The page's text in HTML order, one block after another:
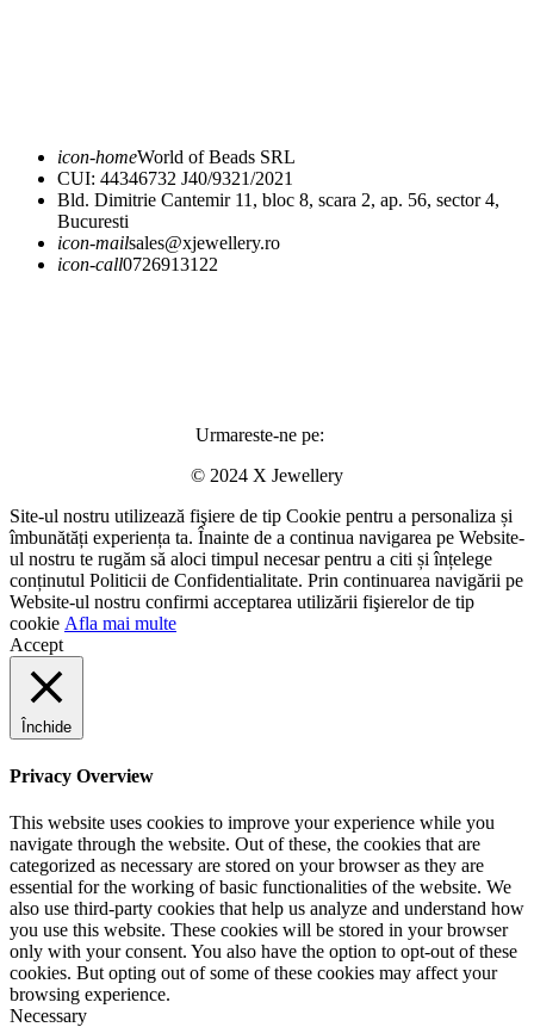
icon-homeWorld of Beads SRL
CUI: 44346732 J40/9321/2021
Bld. Dimitrie Cantemir 11, bloc 8, scara 2, ap. 56, sector 4,
Bucuresti
icon-mailsales@xjewellery.ro
icon-call0726913122
Urmareste-ne pe:
© 2024 X Jewellery
Site-ul nostru utilizează fişiere de tip Cookie pentru a personaliza și
îmbunătăți experiența ta. Înainte de a continua navigarea pe Website-
ul nostru te rugăm să aloci timpul necesar pentru a citi și înțelege
conținutul Politicii de Confidentialitate. Prin continuarea navigării pe
Website-ul nostru confirmi acceptarea utilizării fişierelor de tip
cookie Afla mai multe
Accept
Închide
Privacy Overview
This website uses cookies to improve your experience while you
navigate through the website. Out of these, the cookies that are
categorized as necessary are stored on your browser as they are
essential for the working of basic functionalities of the website. We
also use third-party cookies that help us analyze and understand how
you use this website. These cookies will be stored in your browser
only with your consent. You also have the option to opt-out of these
cookies. But opting out of some of these cookies may affect your
browsing experience.
Necessary